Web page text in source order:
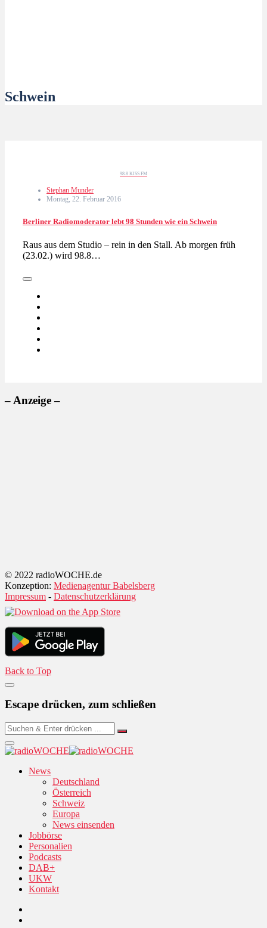
Schwein
98.8 KISS FM
Stephan Munder
Montag, 22. Februar 2016
Berliner Radiomoderator lebt 98 Stunden wie ein Schwein
Raus aus dem Studio – rein in den Stall. Ab morgen früh
(23.02.) wird 98.8…
– Anzeige –
© 2022 radioWOCHE.de
Konzeption: Medienagentur Babelsberg
Impressum - Datenschutzerklärung
Back to Top
Escape drücken, zum schließen
News
Deutschland
Österreich
Schweiz
Europa
News einsenden
Jobbörse
Personalien
Podcasts
DAB+
UKW
Kontakt